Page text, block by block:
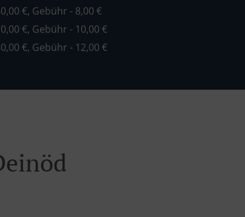
€, Gebühr - 8,00 €
€, Gebühr - 10,00 €
€, Gebühr - 12,00 €